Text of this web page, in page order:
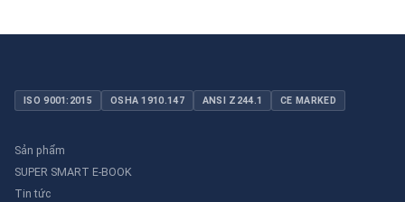
ISO 9001:2015 OSHA 1910.147 ANSI Z244.1 CE MARKED
Sản phẩm
SUPER SMART E-BOOK
Tin tức